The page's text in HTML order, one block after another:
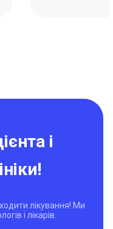
і
лікування! Ми
і лікарів.